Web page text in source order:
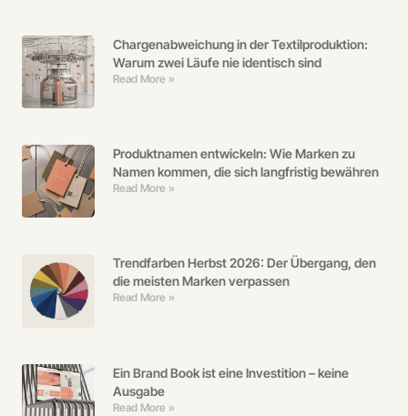
Chargenabweichung in der Textilproduktion:
Warum zwei Läufe nie identisch sind
Read More »
Produktnamen entwickeln: Wie Marken zu
Namen kommen, die sich langfristig bewähren
Read More »
Trendfarben Herbst 2026: Der Übergang, den
die meisten Marken verpassen
Read More »
Ein Brand Book ist eine Investition – keine
Ausgabe
Read More »